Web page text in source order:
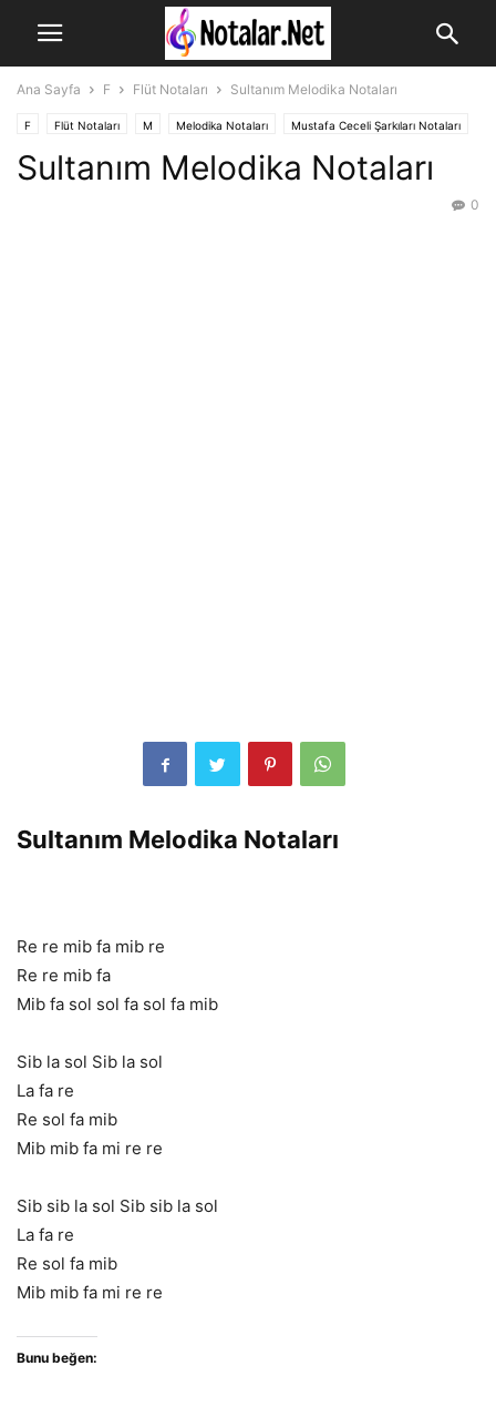
Ana Sayfa F Flüt Notaları Sultanım Melodika Notaları
F Flüt Notaları M Melodika Notaları Mustafa Ceceli Şarkıları Notaları
Sultanım Melodika Notaları
0
Sultanım Melodika Notaları
Re re mib fa mib re
Re re mib fa
Mib fa sol sol fa sol fa mib
Sib la sol Sib la sol
La fa re
Re sol fa mib
Mib mib fa mi re re
Sib sib la sol Sib sib la sol
La fa re
Re sol fa mib
Mib mib fa mi re re
Bunu beğen: